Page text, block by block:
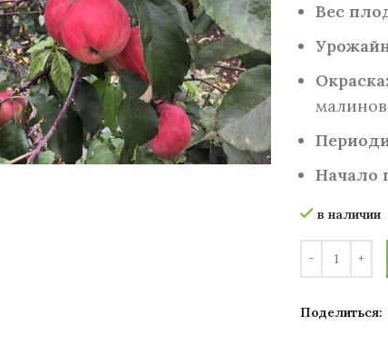
Вес
Окраска:
Начало
в наличии
Поделиться